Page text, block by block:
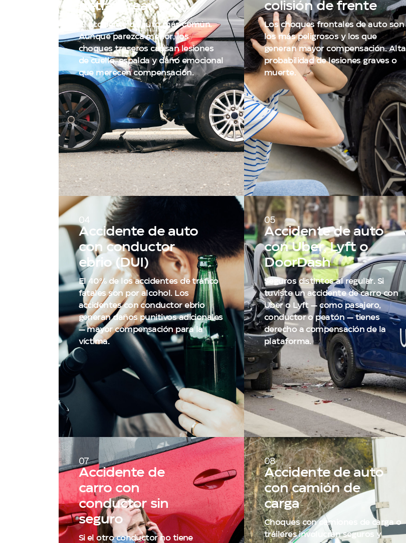
detrás (rear-end)
El accidente de auto más común.
Aunque parezca menor, los
choques traseros causan lesiones
de cuello, espalda y daño emocional
que merecen compensación.
colisión de frente
Los choques frontales de auto son
los más peligrosos y los que
generan mayor compensación. Alta
probabilidad de lesiones graves o
muerte.
04
Accidente de auto
con conductor
ebrio (DUI)
El 40% de los accidentes de tráfico
fatales son por alcohol. Los
accidentes con conductor ebrio
generan daños punitivos adicionales
— mayor compensación para la
víctima.
05
Accidente de auto
con Uber, Lyft o
DoorDash
Seguros distintos al regular. Si
tuviste un accidente de carro con
Uber o Lyft — como pasajero,
conductor o peatón — tienes
derecho a compensación de la
plataforma.
07
Accidente de
carro con
conductor sin
seguro
Si el otro conductor no tiene
08
Accidente de auto
con camión de
carga
Choques con camiones de carga o
tráileres involucran seguros y